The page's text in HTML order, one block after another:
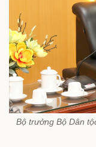
Bộ trưởng Bộ Dân